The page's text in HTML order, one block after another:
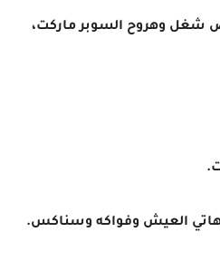
شغل وهروح السوبر ماركت،
العيش وفواكه وسناكس.